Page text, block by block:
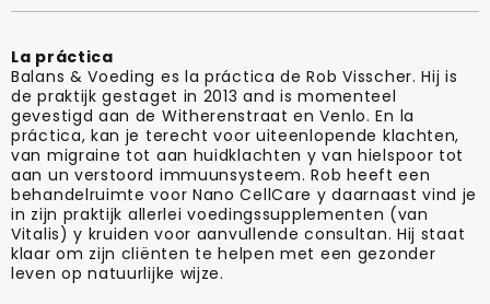
La práctica
Balans & Voeding es la práctica de Rob Visscher. Hij is
de praktijk gestaget in 2013 and is momenteel
gevestigd aan de Witherenstraat en Venlo. En la
práctica, kan je terecht voor uiteenlopende klachten,
van migraine tot aan huidklachten y van hielspoor tot
aan un verstoord immuunsysteem. Rob heeft een
behandelruimte voor Nano CellCare y daarnaast vind je
in zijn praktijk allerlei voedingssupplementen (van
Vitalis) y kruiden voor aanvullende consultan. Hij staat
klaar om zijn cliënten te helpen met een gezonder
leven op natuurlijke wijze.